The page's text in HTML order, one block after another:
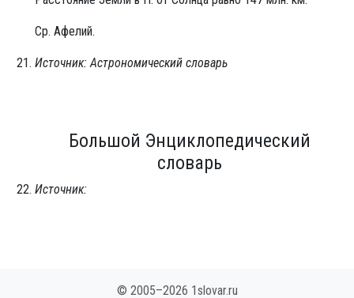
Ср. Афелий.
Источник: Астрономический словарь
Большой Энциклопедический
словарь
Источник:
© 2005–2026 1slovar.ru